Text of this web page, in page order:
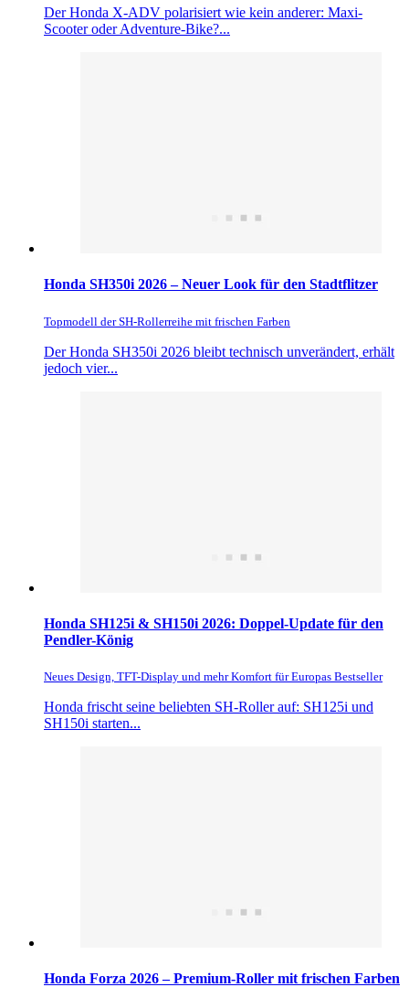
Der Honda X-ADV polarisiert wie kein anderer: Maxi-
Scooter oder Adventure-Bike?...
Honda SH350i 2026 – Neuer Look für den Stadtflitzer
Topmodell der SH-Rollerreihe mit frischen Farben
Der Honda SH350i 2026 bleibt technisch unverändert, erhält
jedoch vier...
Honda SH125i & SH150i 2026: Doppel-Update für den
Pendler-König
Neues Design, TFT-Display und mehr Komfort für Europas Bestseller
Honda frischt seine beliebten SH-Roller auf: SH125i und
SH150i starten...
Honda Forza 2026 – Premium-Roller mit frischen Farben